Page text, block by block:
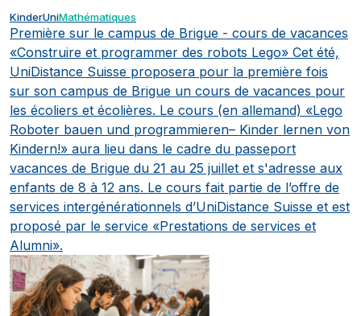
KinderUniMathématiques
Première sur le campus de Brigue - cours de vacances
«Construire et programmer des robots Lego» Cet été,
UniDistance Suisse proposera pour la première fois
sur son campus de Brigue un cours de vacances pour
les écoliers et écolières. Le cours (en allemand) «Lego
Roboter bauen und programmieren– Kinder lernen von
Kindern!» aura lieu dans le cadre du passeport
vacances de Brigue du 21 au 25 juillet et s'adresse aux
enfants de 8 à 12 ans. Le cours fait partie de l’offre de
services intergénérationnels d’UniDistance Suisse et est
proposé par le service «Prestations de services et
Alumni».